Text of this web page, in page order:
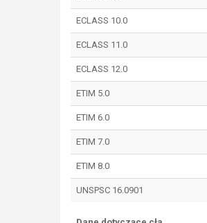
ECLASS 10.0
ECLASS 11.0
ECLASS 12.0
ETIM 5.0
ETIM 6.0
ETIM 7.0
ETIM 8.0
UNSPSC 16.0901